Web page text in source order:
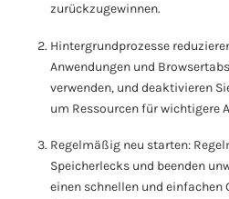
zurückzugewinnen.
Hintergrundprozesse
Anwendungen und
verwenden, und deaktivieren
um Ressourcen für wichtigere
Regelmäßig neu starten:
Speicherlecks und beenden
einen schnellen und